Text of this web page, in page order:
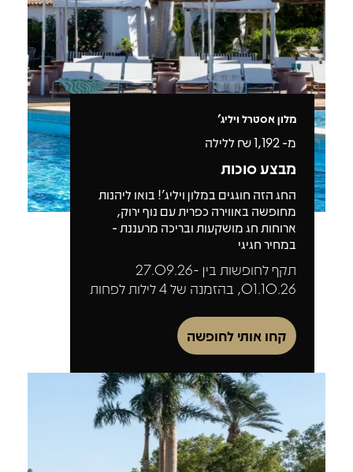
מלון אסטרל ויליג'
מ- 1,192₪ ללילה
מבצע סוכות
החג הזה חוגגים במלון ויליג'! בואו ליהנות
מחופשה באווירה כפרית עם נוף ירוק,
ארוחות חג מושקעות ובריכה מרעננת -
במחיר חגיגי
תקף לחופשות בין 27.09.26-
01.10.26, בהזמנה של 4 לילות לפחות
קחו אותי לחופשה